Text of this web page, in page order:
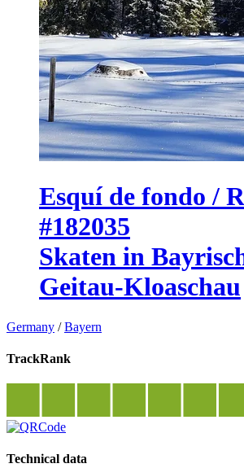
Esquí de fondo /
#182035
Skaten in
Geitau-Kloaschau
Germany /Bayern
TrackRank
Technical data